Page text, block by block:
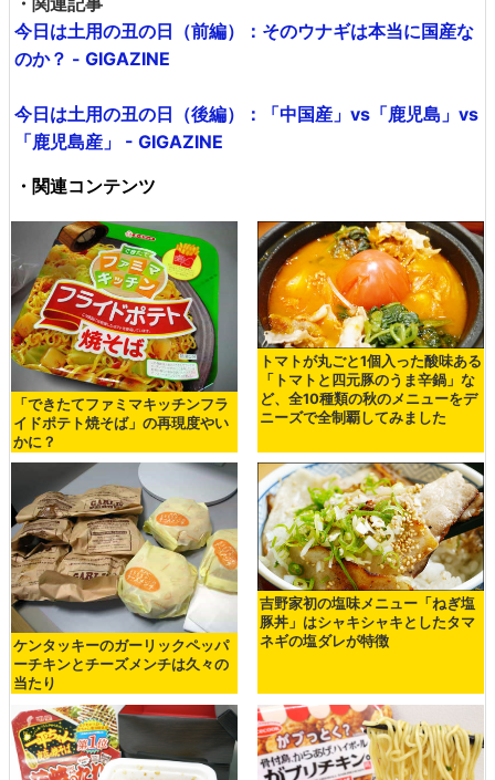
今日は土用の丑の日（前編）：そのウナギは本当に国産な
のか？ - GIGAZINE
今日は土用の丑の日（後編）：「中国産」vs「鹿児島」vs
「鹿児島産」 - GIGAZINE
・関連コンテンツ
「できたてファミマキッチンフラ
イドポテト焼そば」の再現度やい
かに？
トマトが丸ごと1個入った酸味ある
「トマトと四元豚のうま辛鍋」な
ど、全10種類の秋のメニューをデ
ニーズで全制覇してみました
ケンタッキーのガーリックペッパ
ーチキンとチーズメンチは久々の
当たり
吉野家初の塩味メニュー「ねぎ塩
豚丼」はシャキシャキとしたタマ
ネギの塩ダレが特徴